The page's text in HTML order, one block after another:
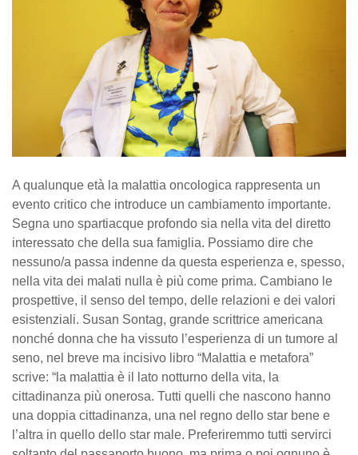
A qualunque età la malattia oncologica rappresenta un
evento critico che introduce un cambiamento importante.
Segna uno spartiacque profondo sia nella vita del diretto
interessato che della sua famiglia. Possiamo dire che
nessuno/a passa indenne da questa esperienza e, spesso,
nella vita dei malati nulla è più come prima. Cambiano le
prospettive, il senso del tempo, delle relazioni e dei valori
esistenziali. Susan Sontag, grande scrittrice americana
nonché donna che ha vissuto l’esperienza di un tumore al
seno, nel breve ma incisivo libro “Malattia e metafora”
scrive: “la malattia è il lato notturno della vita, la
cittadinanza più onerosa. Tutti quelli che nascono hanno
una doppia cittadinanza, una nel regno dello star bene e
l’altra in quello dello star male. Preferiremmo tutti servirci